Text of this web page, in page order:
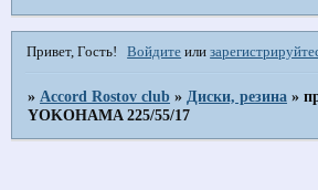
Привет, Гость! Войдите или
»Accord Rostov club »Диски, резина »
YOKOHAMA 225/55/17